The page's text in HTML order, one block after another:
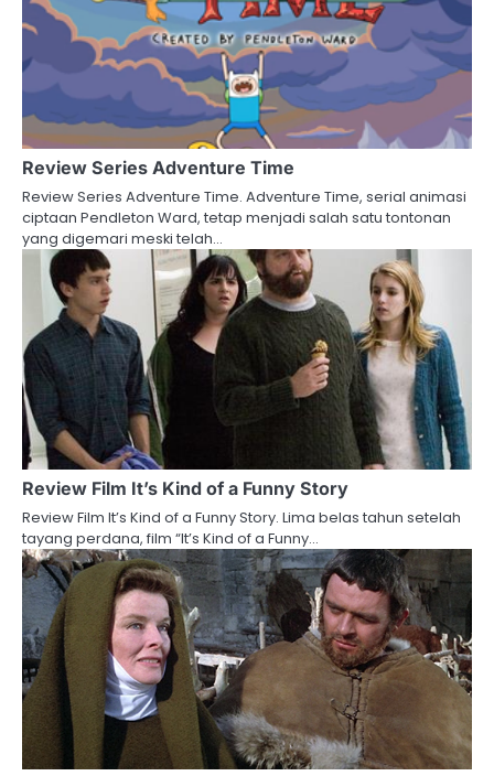
Review Series Adventure Time
Review Series Adventure Time. Adventure Time, serial animasi
ciptaan Pendleton Ward, tetap menjadi salah satu tontonan
yang digemari meski telah…
Review Film It’s Kind of a Funny Story
Review Film It’s Kind of a Funny Story. Lima belas tahun setelah
tayang perdana, film “It’s Kind of a Funny…